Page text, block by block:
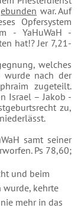
war. Auf
Opfersystem
- YaHuWaH -
hat!? Jer 7,21-
welches
nach der
zugeteilt.
Israel – Jakob -
zu,
samt seiner
Ps 78,60;
und beim
kehrte
mehr in das